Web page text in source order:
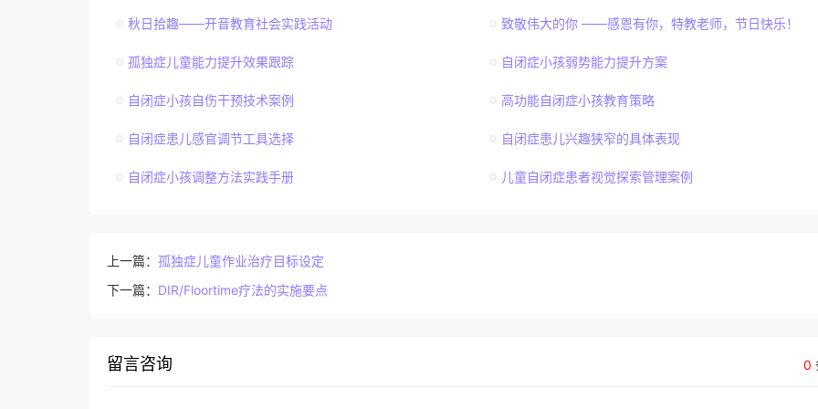
秋日拾趣——开音教育社会实践活动 致敬伟大的你 ——感恩有你，特教老师，节日快乐！
孤独症儿童能力提升效果跟踪 自闭症小孩弱势能力提升方案
自闭症小孩自伤干预技术案例 高功能自闭症小孩教育策略
自闭症患儿感官调节工具选择 自闭症患儿兴趣狭窄的具体表现
自闭症小孩调整方法实践手册 儿童自闭症患者视觉探索管理案例
上一篇： 孤独症儿童作业治疗目标设定
下一篇： DIR/Floortime疗法的实施要点
0
留言咨询